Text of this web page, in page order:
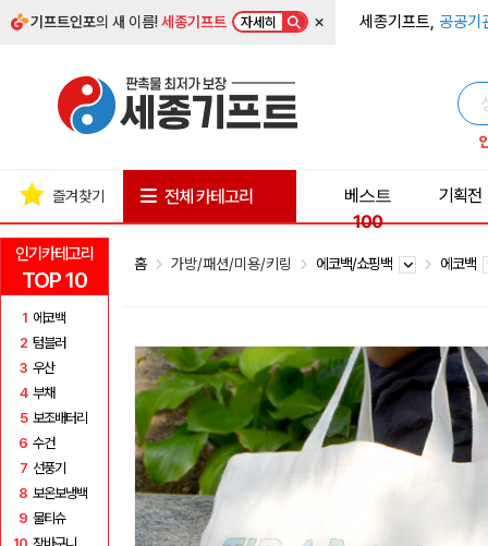
기프트인포의 새 이름!세종기프트 자세히 × 세종기프트, 공공기
인기카테고리
TOP 10
1 에코백
2 텀블러
3 우산
4 부채
5 보조배터리
6 수건
7 선풍기
8 보온보냉백
9 물티슈
즐겨찾기 전체 카테고리
베스트
100
기획전
홈 가방/패션/미용/키링 에코백/쇼핑백 에코백